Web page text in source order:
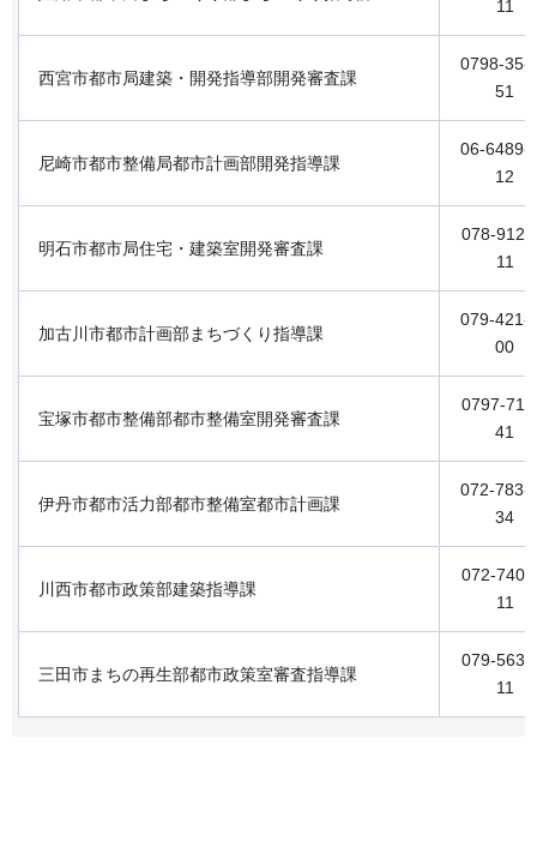
11
西宮市都市局建築・開発指導部開発審査課
0798-35-
51
尼崎市都市整備局都市計画部開発指導課
06-6489-
12
明石市都市局住宅・建築室開発審査課
078-912-
11
加古川市都市計画部まちづくり指導課
079-421-
00
宝塚市都市整備部都市整備室開発審査課
0797-71-
41
伊丹市都市活力部都市整備室都市計画課
072-783-
34
川西市都市政策部建築指導課
072-740-
11
三田市まちの再生部都市政策室審査指導課
079-563-
11